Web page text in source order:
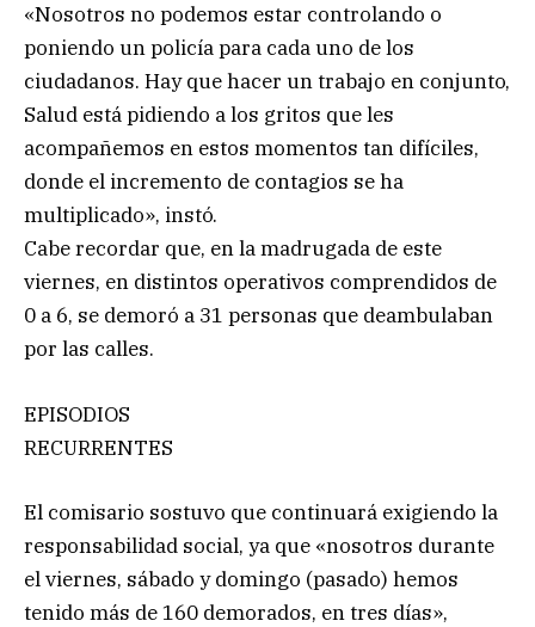
«Nosotros no podemos estar controlando o
poniendo un policía para cada uno de los
ciudadanos. Hay que hacer un trabajo en conjunto,
Salud está pidiendo a los gritos que les
acompañemos en estos momentos tan difíciles,
donde el incremento de contagios se ha
multiplicado», instó.
Cabe recordar que, en la madrugada de este
viernes, en distintos operativos comprendidos de
0 a 6, se demoró a 31 personas que deambulaban
por las calles.
EPISODIOS
RECURRENTES
El comisario sostuvo que continuará exigiendo la
responsabilidad social, ya que «nosotros durante
el viernes, sábado y domingo (pasado) hemos
tenido más de 160 demorados, en tres días»,